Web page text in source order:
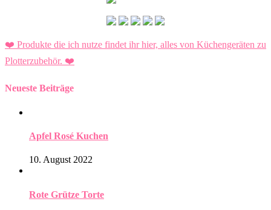
❤️ Produkte die ich nutze findet ihr hier, alles von Küchengeräten zu
Plotterzubehör. ❤️
Neueste Beiträge
Apfel Rosé Kuchen
10. August 2022
Rote Grütze Torte